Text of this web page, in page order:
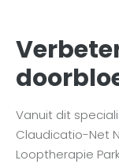
Vanuit dit
Claudicatio-Net
Looptherapie